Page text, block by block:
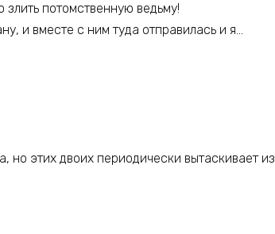
злить потомственную ведьму!
и вместе с ним туда отправилась и я…
но этих двоих периодически вытаскивает из